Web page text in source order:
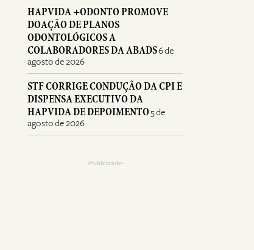
HAPVIDA +ODONTO PROMOVE
DOAÇÃO DE PLANOS
ODONTOLÓGICOS A
COLABORADORES DA ABADS6 de
agosto de 2026
STF CORRIGE CONDUÇÃO DA CPI E
DISPENSA EXECUTIVO DA
HAPVIDA DE DEPOIMENTO5 de
agosto de 2026
-Publicidade-